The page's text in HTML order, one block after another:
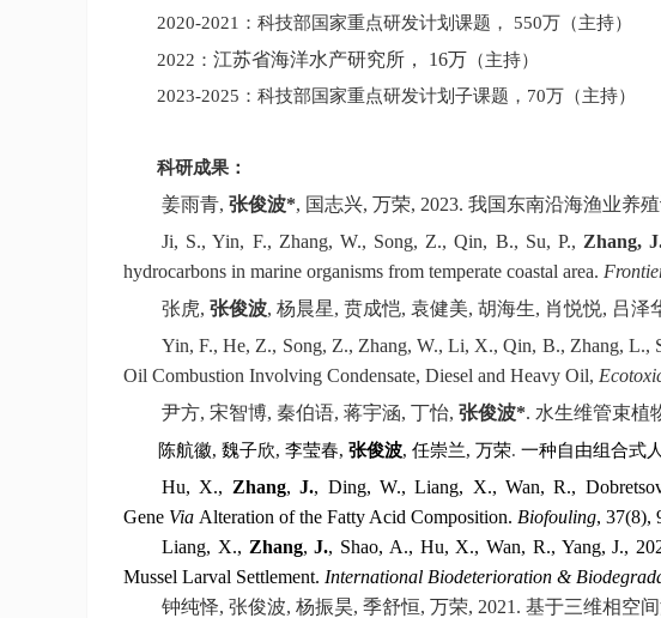
2020-2021 ：科技部国家重点研发计划课题， 550万（主持）
2022 ： 江苏省海洋水产研究所， 16万 （主持）
2023-2025 ：科技部国家重点研发计划子课题， 70万（主持）
科研成果：
姜雨青, 张俊波*, 国志兴, 万荣, 2023. 我国东南沿海渔业养
Ji, S., Yin, F., Zhang, W., Song, Z., Qin, B., Su, P., Zhang,
hydrocarbons in marine organisms from temperate coastal area.
张虎, 张俊波, 杨晨星, 贲成恺, 袁健美, 胡海生, 肖悦悦, 吕泽
Yin, F., He, Z., Song, Z., Zhang, W., Li, X., Qin, B., Zhang, L.,
Oil Combustion Involving Condensate, Diesel and Heavy Oil,
尹方, 宋智博, 秦伯语, 蒋宇涵, 丁怡, 张俊波*. 水生维管束植
陈航徽, 魏子欣, 李莹春, 张俊波, 任崇兰, 万荣. 一种自由组合式
Hu, X., Zhang, J., Ding, W., Liang, X., Wan, R.,
Gene Via Alteration of the Fatty Acid Composition. Biofouling, 37(8),
Liang, X., Zhang,J., Shao, A., Hu, X., Wan, R., Yang, J.,
Mussel Larval Settlement. International Biodeterioration &
钟纯怿, 张俊波, 杨振昊, 季舒恒, 万荣, 2021. 基于三维相空